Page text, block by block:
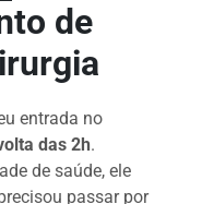
de
entrada no
das 2h.
de saúde, ele
passar por